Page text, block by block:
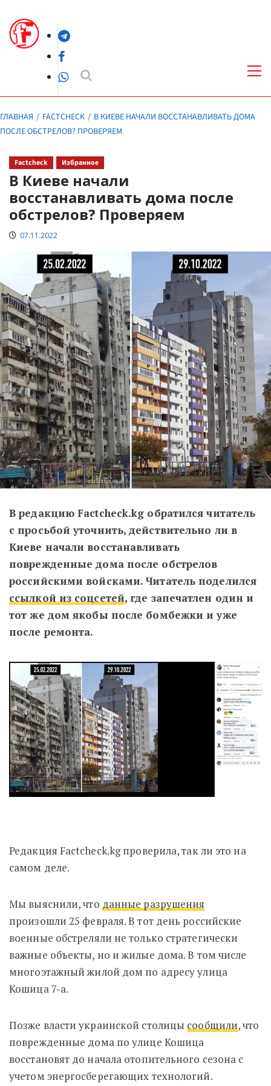
содержимомуTelegram
Facebook
WhatsApp
ГЛАВНАЯ FACTCHECK
В КИЕВЕ НАЧАЛИ ВОССТАНАВЛИВАТЬ ДОМА
ПОСЛЕ ОБСТРЕЛОВ? ПРОВЕРЯЕМ
Factcheck Избранное
В Киеве начали
восстанавливать дома после
обстрелов? Проверяем
07.11.2022
В редакцию Factcheck.kg обратился читатель
с просьбой уточнить, действительно ли в
Киеве начали восстанавливать
поврежденные дома после обстрелов
российскими войсками. Читатель поделился
ссылкой из соцсетей, где запечатлен один и
тот же дом якобы после бомбежки и уже
после ремонта.
Редакция Factcheck.kg проверила, так ли это на
самом деле.
Мы выяснили, что данные разрушения
произошли 25 февраля. В тот день российские
военные обстреляли не только стратегически
важные объекты, но и жилые дома. В том числе
многоэтажный жилой дом по адресу улица
Кошица 7-а.
Позже власти украинской столицы сообщили, что
поврежденные дома по улице Кошица
восстановят до начала отопительного сезона с
учетом энергосберегающих технологий.